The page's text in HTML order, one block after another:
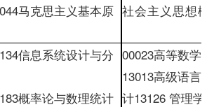
马克思主义基本原 社会主义思想概
信息系统设计与分
概率论与数理统计
00023高等数学
13013高级语言
计13126 管理学